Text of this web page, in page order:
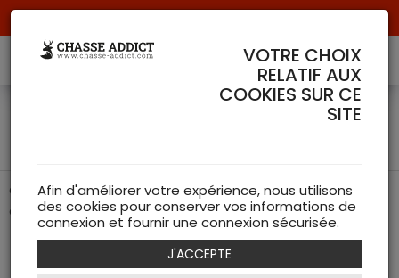
Casquette légère avec aérations, idéale pour la chasse
estivale.
VOTRE CHOIX
RELATIF AUX
COOKIES SUR CE
SITE
Afin d'améliorer votre expérience, nous utilisons
des cookies pour conserver vos informations de
connexion et fournir une connexion sécurisée.
J'ACCEPTE